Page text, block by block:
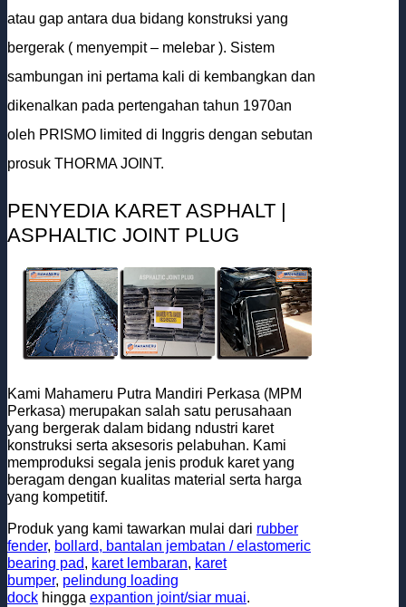
atau gap antara dua bidang konstruksi yang
bergerak ( menyempit – melebar ). Sistem
sambungan ini pertama kali di kembangkan dan
dikenalkan pada pertengahan tahun 1970an
oleh PRISMO limited di Inggris dengan sebutan
prosuk THORMA JOINT.
PENYEDIA KARET ASPHALT |
ASPHALTIC JOINT PLUG
Kami Mahameru Putra Mandiri Perkasa (MPM
Perkasa) merupakan salah satu perusahaan
yang bergerak dalam bidang ndustri karet
konstruksi serta aksesoris pelabuhan. Kami
memproduksi segala jenis produk karet yang
beragam dengan kualitas material serta harga
yang kompetitif.
Produk yang kami tawarkan mulai dari rubber
fender, bollard, bantalan jembatan / elastomeric
bearing pad, karet lembaran, karet
bumper, pelindung loading
dock hingga expantion joint/siar muai.